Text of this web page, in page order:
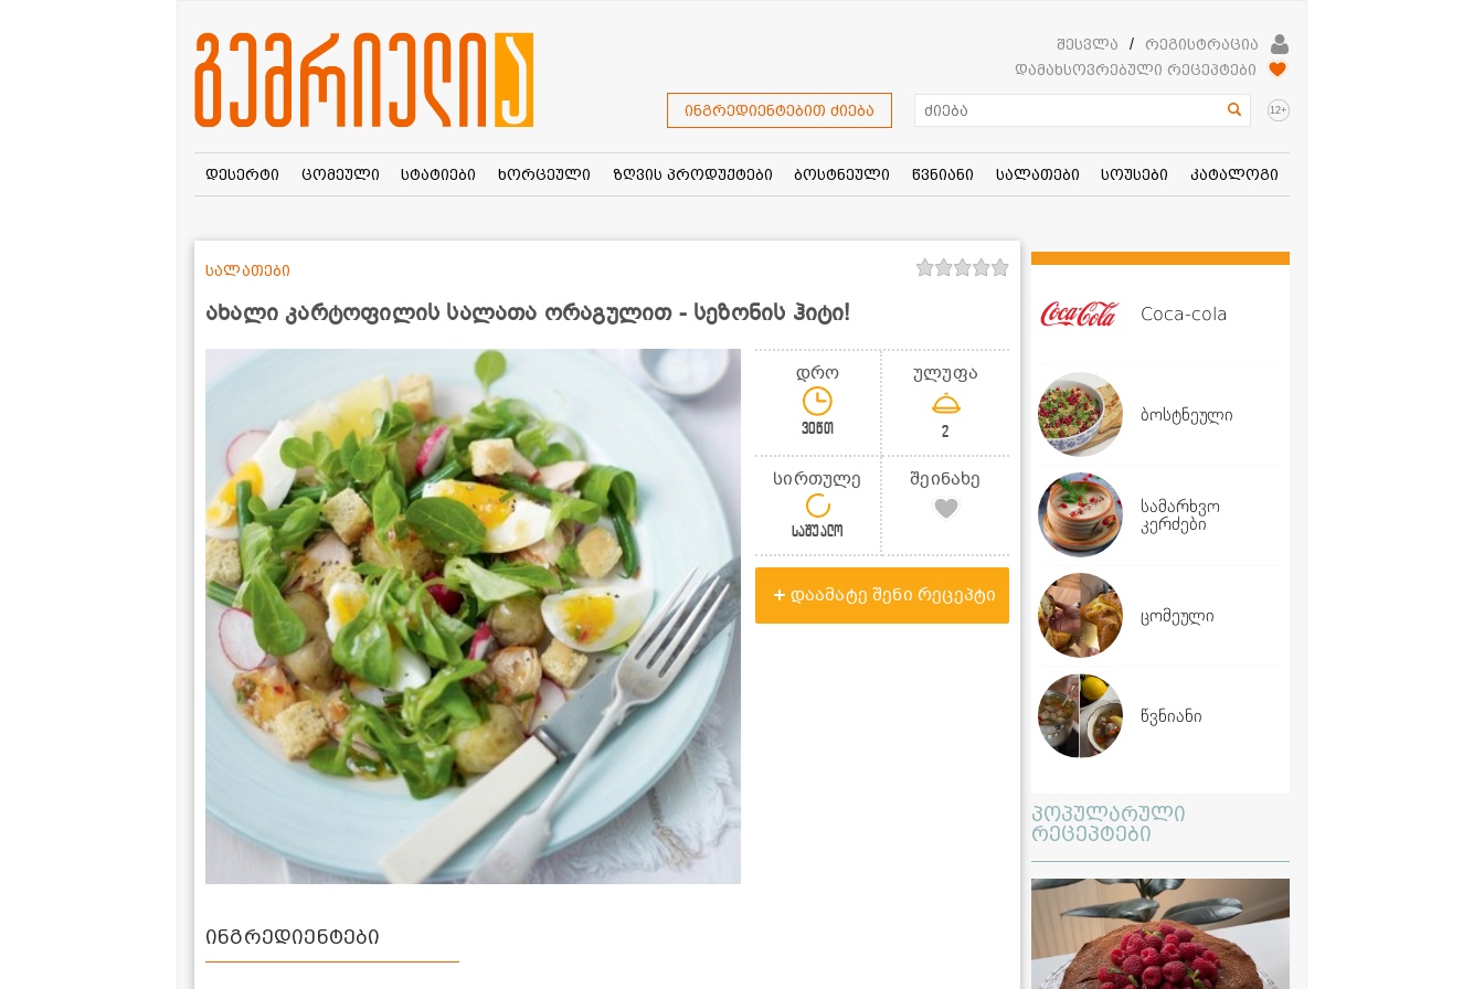
შესვლა /
რეგისტრაცია
დამახსოვრებული რეცეპტები
ინგრედიენტებით ძიება 12+
დესერტი ცომეული სტატიები ხორცეული ზღვის პროდუქტები ბოსტნეული წვნიანი სალათები სოუსები კატალოგი
ახალი კარტოფილის სალათა ორაგულით - სეზონის ჰიტი!
სალათები
დრო
30წთ
ულუფა
2
სირთულე
საშუალო
შეინახე
დაამატე შენი რეცეპტი
ინგრედიენტები
Coca-cola
ბოსტნეული
სამარხვო
კერძები
ცომეული
წვნიანი
პოპულარული
რეცეპტები